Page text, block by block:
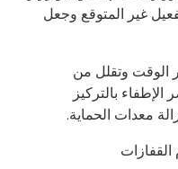
غير المتوقع وجعل
وتقلل من
بالتركيز
معدات الحماية.